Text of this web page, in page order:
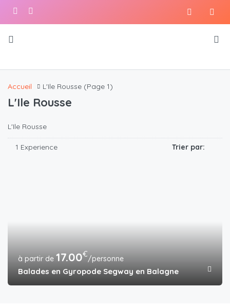
Accueil L'Ile Rousse (Page 1)
L'Ile Rousse
L'Ile Rousse
1 Experience Trier par:
17.00€/personne
Balades en Gyropode Segway en Balagne